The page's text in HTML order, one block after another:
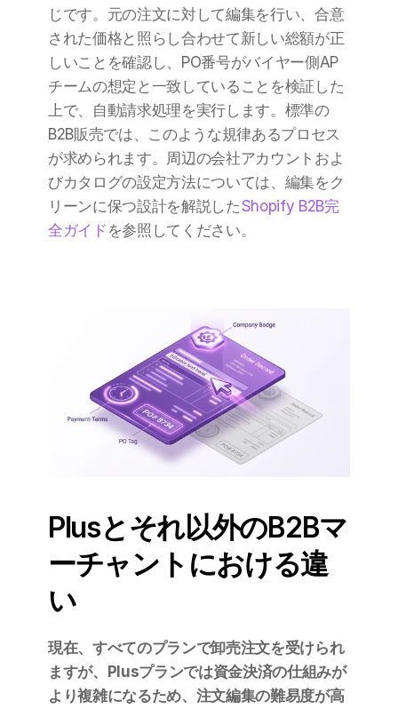
じです。元の注文に対して編集を行い、合意
された価格と照らし合わせて新しい総額が正
しいことを確認し、PO番号がバイヤー側AP
チームの想定と一致していることを検証した
上で、自動請求処理を実行します。標準の
B2B販売では、このような規律あるプロセス
が求められます。周辺の会社アカウントおよ
びカタログの設定方法については、編集をク
リーンに保つ設計を解説したShopify B2B完
全ガイド を参照してください。
Plusとそれ以外のB2Bマ
ーチャントにおける違
い
現在、すべてのプランで卸売注文を受けられ
ますが、Plusプランでは資金決済の仕組みが
より複雑になるため、注文編集の難易度が高